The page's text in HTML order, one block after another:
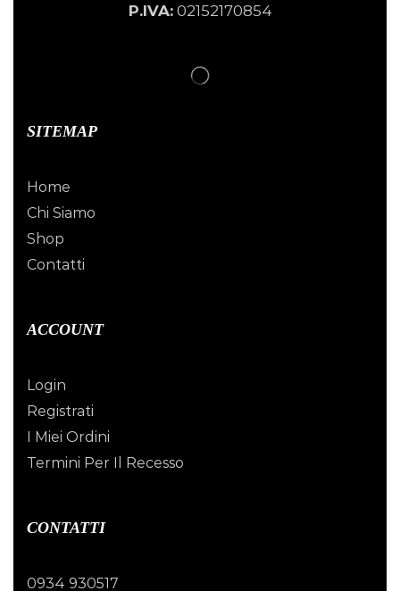
P.IVA:02152170854
SITEMAP
Home
Chi Siamo
Shop
Contatti
ACCOUNT
Login
Registrati
I Miei Ordini
Termini Per Il Recesso
CONTATTI
0934 930517